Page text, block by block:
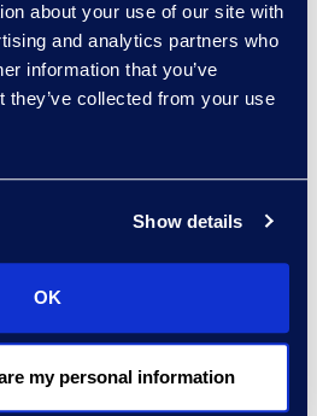
about your use of our site with
and analytics partners who
information that you’ve
they’ve collected from your use
Show details
OK
my personal information
Chamber of
lance un
de dépôt
par Epiq
Nord